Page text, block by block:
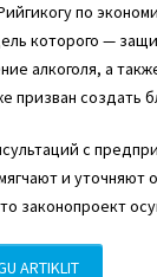
по
которого —
алкоголя, а
призван создать
с
и уточняют
законопроект
ARTIKLIT